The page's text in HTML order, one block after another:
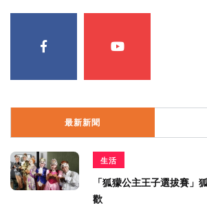
最新新聞
生活
「狐獴公主王子選拔賽」
歡